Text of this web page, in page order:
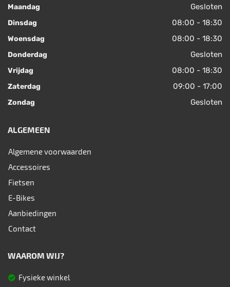
Maandag Gesloten
Dinsdag 08:00 - 18:30
Woensdag 08:00 - 18:30
Donderdag Gesloten
Vrijdag 08:00 - 18:30
Zaterdag 09:00 - 17:00
Zondag Gesloten
ALGEMEEN
Algemene voorwaarden
Accessoires
Fietsen
E-Bikes
Aanbiedingen
Contact
WAAROM WIJ?
Fysieke winkel